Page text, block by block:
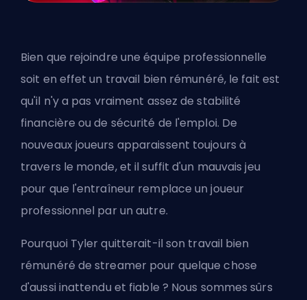
Bien que rejoindre une équipe professionnelle
soit en effet un travail bien rémunéré, le fait est
qu'il n'y a pas vraiment assez de stabilité
financière ou de sécurité de l'emploi. De
nouveaux joueurs apparaissent toujours à
travers le monde, et il suffit d'un mauvais jeu
pour que l'entraîneur remplace un joueur
professionnel par un autre.
Pourquoi Tyler quitterait-il son travail bien
rémunéré de streamer pour quelque chose
d'aussi inattendu et fiable ? Nous sommes sûrs